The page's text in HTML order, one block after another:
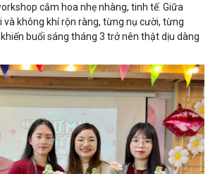
cắm hoa nhẹ nhàng, tinh tế. Giữa
không khí rộn ràng, từng nụ cười, từng
buổi sáng tháng 3 trở nên thật dịu dàng